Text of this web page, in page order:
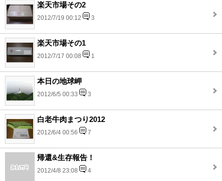
楽天市場その2
2012/7/19 00:12 3
楽天市場その1
2012/7/17 00:08 1
本日の地球岬
2012/6/5 00:33 3
白老牛肉まつり2012
2012/6/4 00:56 7
帰還&生存報告！
2012/4/8 23:08 4